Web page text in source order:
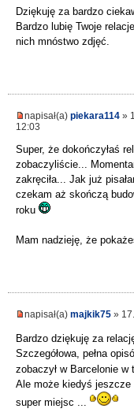
Dziękuję za bardzo
Bardzo lubię Twoje
nich mnóstwo zdjęć.
napisał(a) piekara114 »
12:03
Super, że dokończyłaś
zobaczyliście...
zakręciła... Jak już
czekam aż skończą
roku
Mam nadzieję, że
napisał(a) majkik75 »
Bardzo dziękuję za
Szczegółowa, pełna
zobaczył w Barcelonie w
Ale może kiedyś jeszcze
super miejsc ...